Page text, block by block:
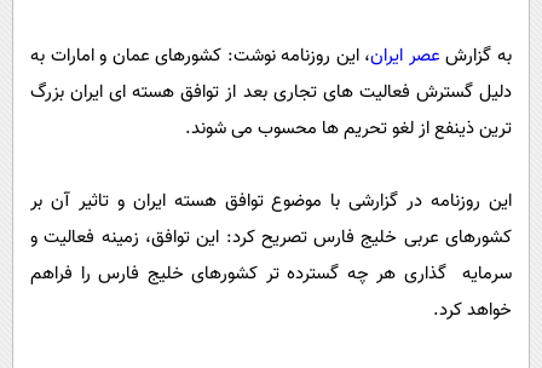
فرهنگی
اجتماعی
به گزارش عصر ایران، این روزنامه نوشت: کشورهای عمان و امارات به
دلیل گسترش فعالیت های تجاری بعد از توافق هسته ای ایران بزرگ
ترین ذینفع از لغو تحریم ها محسوب می شوند.
این روزنامه در گزارشی با موضوع توافق هسته ایران و تاثیر آن بر
کشورهای عربی خلیج فارس تصریح کرد: این توافق، زمینه فعالیت و
سرمایه گذاری هر چه گسترده تر کشورهای خلیج فارس را فراهم
خواهد کرد.